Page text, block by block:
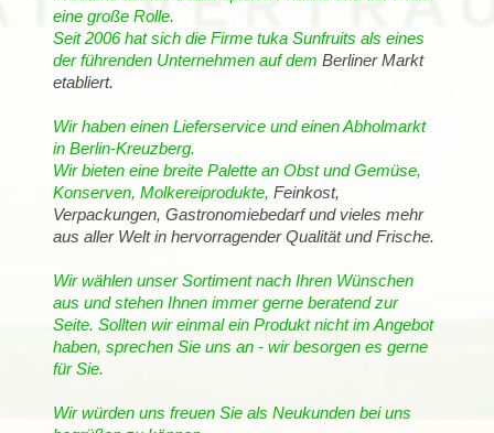
eine große Rolle.
Seit 2006 hat sich die Firme tuka Sunfruits als eines
der führenden Unternehmen auf dem Berliner Markt
etabliert.
Wir haben einen Lieferservice und einen Abholmarkt
in Berlin-Kreuzberg.
Wir bieten eine breite Palette an Obst und Gemüse,
Konserven, Molkereiprodukte, Feinkost,
Verpackungen, Gastronomiebedarf und vieles mehr
aus aller Welt in hervorragender Qualität und Frische.
Wir wählen unser Sortiment nach Ihren Wünschen
aus und stehen Ihnen immer gerne beratend zur
Seite. Sollten wir einmal ein Produkt nicht im Angebot
haben, sprechen Sie uns an - wir besorgen es gerne
für Sie.
Wir würden uns freuen Sie als Neukunden bei uns